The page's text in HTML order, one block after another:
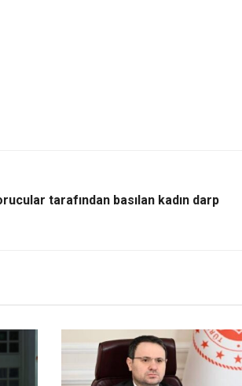
tarafından basılan kadın darp